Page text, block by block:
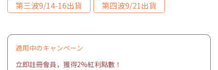
第三波9/14-16出貨
第四波9/21出貨
適用中のキャンペーン
立即註冊會員，獲得2%紅利點數！